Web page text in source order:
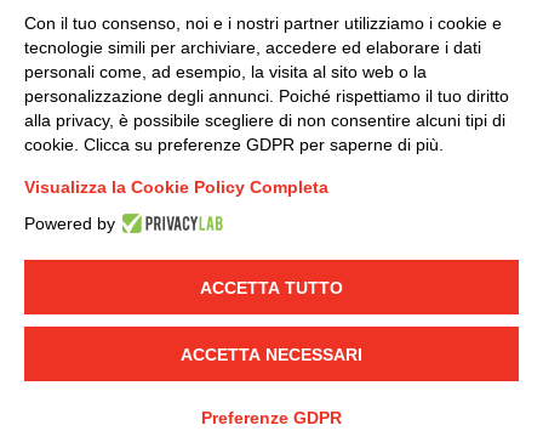
LINKEDIN YOUTUBE
© 2019 - DKC Europe - -
Cookie-Yourbiz
Condizioni generali di vendita DKC Power Solutions
Condizioni generali di acquisto
Codice etico
Con il tuo consenso, noi e i nostri partner utilizziamo i cookie e
tecnologie simili per archiviare, accedere ed elaborare i dati
personali come, ad esempio, la visita al sito web o la
personalizzazione degli annunci. Poiché rispettiamo il tuo diritto
alla privacy, è possibile scegliere di non consentire alcuni tipi di
cookie. Clicca su preferenze GDPR per saperne di più.
Visualizza la Cookie Policy Completa
Powered by
ACCETTA TUTTO
ACCETTA NECESSARI
Preferenze GDPR